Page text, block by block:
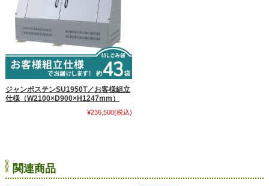
ジャンボステンSU1950T／お客様組立
仕様（W2100×D900×H1247mm）
¥236,500(税込)
関連商品